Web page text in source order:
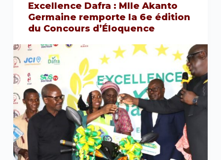
Excellence Dafra : Mlle Akanto
Germaine remporte la 6e édition
du Concours d’Éloquence